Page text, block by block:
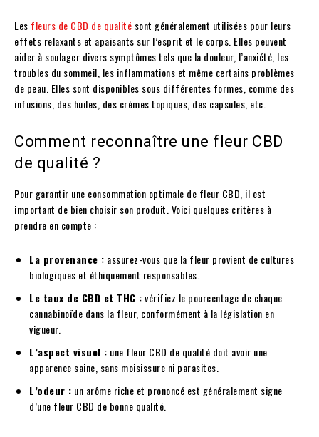
Les fleurs de CBD de qualité sont généralement utilisées pour leurs
effets relaxants et apaisants sur l’esprit et le corps. Elles peuvent
aider à soulager divers symptômes tels que la douleur, l’anxiété, les
troubles du sommeil, les inflammations et même certains problèmes
de peau. Elles sont disponibles sous différentes formes, comme des
infusions, des huiles, des crèmes topiques, des capsules, etc.
Comment reconnaître une fleur CBD
de qualité ?
Pour garantir une consommation optimale de fleur CBD, il est
important de bien choisir son produit. Voici quelques critères à
prendre en compte :
La provenance : assurez-vous que la fleur provient de cultures
biologiques et éthiquement responsables.
Le taux de CBD et THC :vérifiez le pourcentage de chaque
cannabinoïde dans la fleur, conformément à la législation en
vigueur.
L’aspect visuel : une fleur CBD de qualité doit avoir une
apparence saine, sans moisissure ni parasites.
L’odeur : un arôme riche et prononcé est généralement signe
d’une fleur CBD de bonne qualité.